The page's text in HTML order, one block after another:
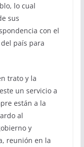
lo cual
sus
con el
país para
trato y la
un servicio a
están a la
al
y
reunión en la